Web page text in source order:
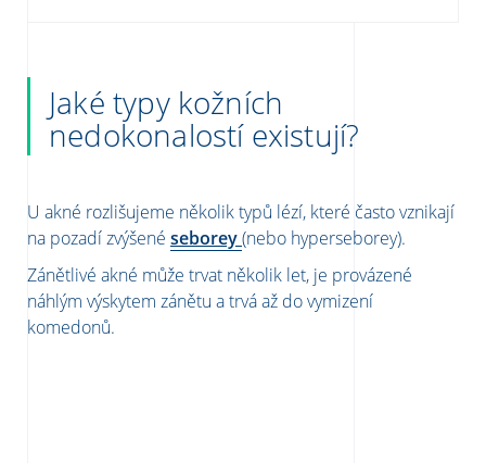
Jaké typy kožních
nedokonalostí existují?
U akné rozlišujeme několik typů lézí, které často vznikají
na pozadí zvýšené seborey(nebo hyperseborey).
Zánětlivé akné může trvat několik let, je provázené
náhlým výskytem zánětu a trvá až do vymizení
komedonů.